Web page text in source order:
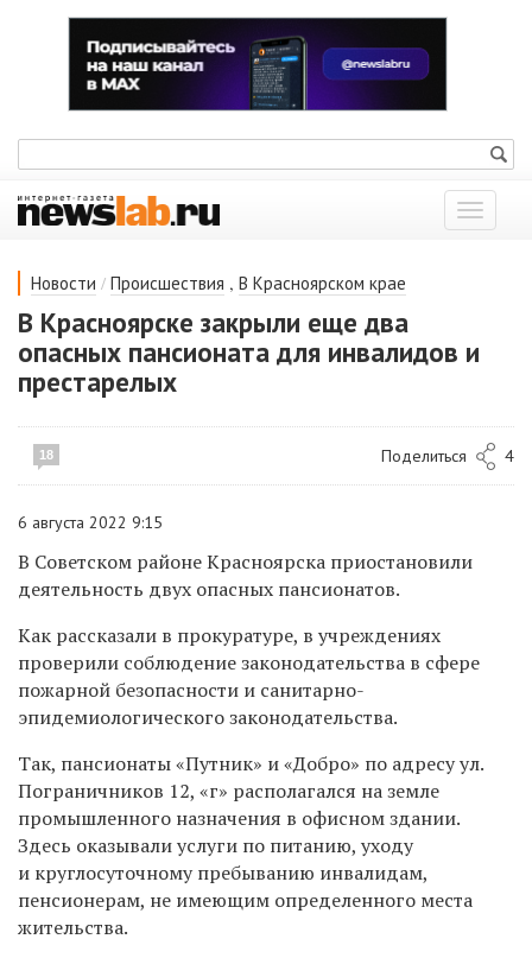
Показать
меню
Новости / Происшествия , В Красноярском крае
В Красноярске закрыли еще два
опасных пансионата для инвалидов и
престарелых
18 Поделиться 4
6 августа 2022 9:15
В Советском районе Красноярска приостановили
деятельность двух опасных пансионатов.
Как рассказали в прокуратуре, в учреждениях
проверили соблюдение законодательства в сфере
пожарной безопасности и санитарно-
эпидемиологического законодательства.
Так, пансионаты «Путник» и «Добро» по адресу ул.
Пограничников 12, «г» располагался на земле
промышленного назначения в офисном здании.
Здесь оказывали услуги по питанию, уходу
и круглосуточному пребыванию инвалидам,
пенсионерам, не имеющим определенного места
жительства.